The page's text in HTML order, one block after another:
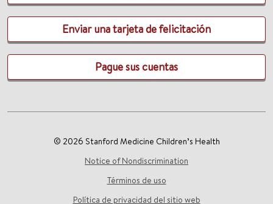
Enviar una tarjeta de felicitación
Pague sus cuentas
© 2026 Stanford Medicine Children’s Health
Notice of Nondiscrimination
Términos de uso
Política de privacidad del sitio web